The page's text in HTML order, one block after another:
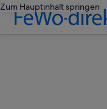
Zum Hauptinhalt springen